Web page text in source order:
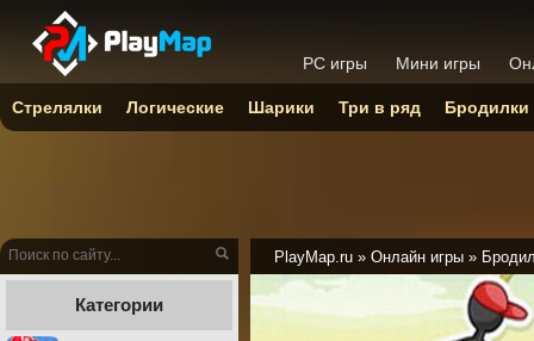
PlayMap.ru » Онлайн игры »
Категории
PC игры Мини игры
Стрелялки Логические Шарики Три в ряд Бродилки